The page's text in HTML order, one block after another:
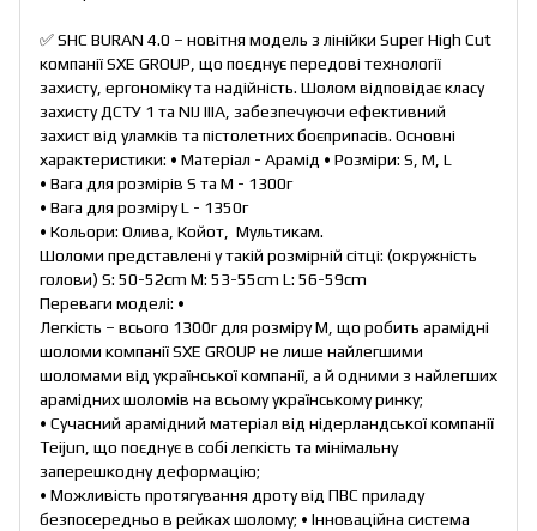
✅ SHC BURAN 4.0 – новітня модель з лінійки Super High Cut
компанії SXE GROUP, що поєднує передові технології
захисту, ергономіку та надійність. Шолом відповідає класу
захисту ДСТУ 1 та NIJ IIIA, забезпечуючи ефективний
захист від уламків та пістолетних боєприпасів. Основні
характеристики: • Матеріал - Арамід • Розміри: S, M, L
• Вага для розмірів S та M - 1300г
• Вага для розміру L - 1350г
• Кольори: Олива, Койот, Мультикам.
Шоломи представлені у такій розмірній сітці: (окружність
голови) S: 50-52cm M: 53-55cm L: 56-59cm
Переваги моделі: •
Легкість – всього 1300г для розміру M, що робить арамідні
шоломи компанії SXE GROUP не лише найлегшими
шоломами від української компанії, а й одними з найлегших
арамідних шоломів на всьому українському ринку;
• Сучасний арамідний матеріал від нідерландської компанії
Teijun, що поєднує в собі легкість та мінімальну
заперешкодну деформацію;
• Можливість протягування дроту від ПВС приладу
безпосередньо в рейках шолому; • Інноваційна система